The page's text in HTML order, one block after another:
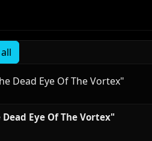
Eye Of The Vortex"